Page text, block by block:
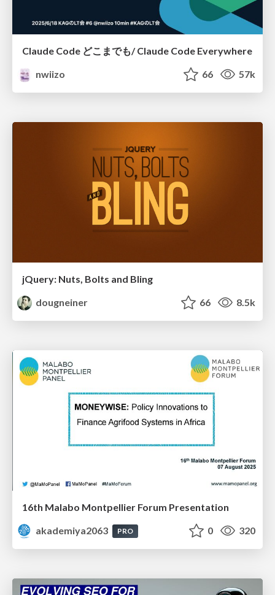
Claude Code どこまでも/ Claude Code Everywhere
nwiizo
66 57k
jQuery: Nuts, Bolts and Bling
dougneiner
66 8.5k
16th Malabo Montpellier Forum Presentation
akademiya2063
PRO 0 320